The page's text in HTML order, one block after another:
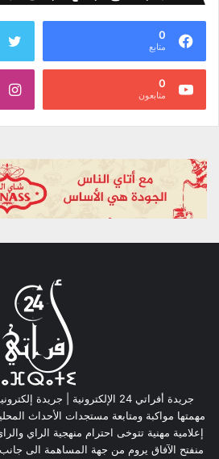
0
متابع
0
متابعون
جريدة أفراتي 24 الإلكترونية |
مهمتها مواكبة ومتابعة مستجدات الأحداث
إعلامية مهنية تتوخى احترام منهجية الراي
منفتح الآفاق يروم من جهة المساهمة الى